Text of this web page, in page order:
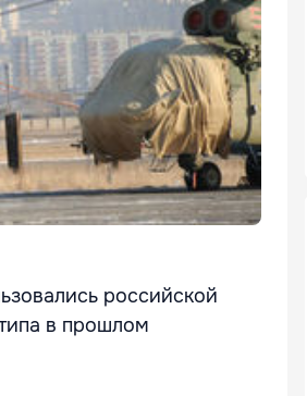
российской
в прошлом